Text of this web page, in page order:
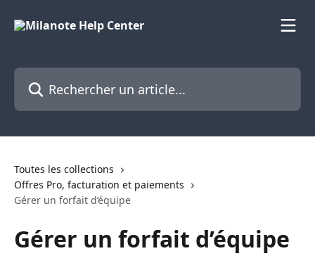
Rechercher un article...
Toutes les collections
Offres Pro, facturation et paiements
Gérer un forfait d’équipe
Gérer un forfait d’équipe